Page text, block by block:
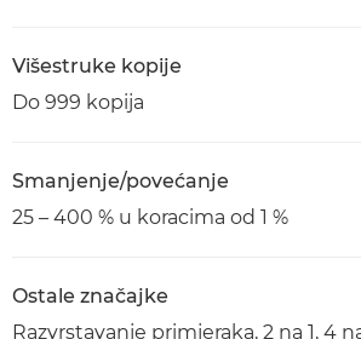
Višestruke kopije
Do 999 kopija
Smanjenje/povećanje
25 – 400 % u koracima od 1 %
Ostale značajke
Razvrstavanje primjeraka, 2 na 1, 4